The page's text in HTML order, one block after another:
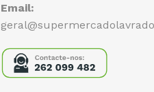
Email: